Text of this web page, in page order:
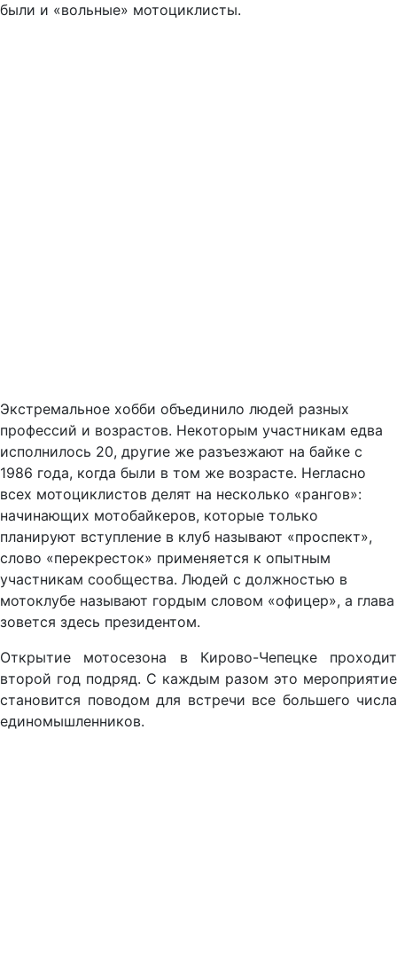
были и «вольные» мотоциклисты.
Экстремальное хобби объединило людей разных
профессий и возрастов. Некоторым участникам едва
исполнилось 20, другие же разъезжают на байке с
1986 года, когда были в том же возрасте. Негласно
всех мотоциклистов делят на несколько «рангов»:
начинающих мотобайкеров, которые только
планируют вступление в клуб называют «проспект»,
слово «перекресток» применяется к опытным
участникам сообщества. Людей с должностью в
мотоклубе называют гордым словом «офицер», а глава
зовется здесь президентом.
Открытие мотосезона в Кирово-Чепецке проходит
второй год подряд. С каждым разом это мероприятие
становится поводом для встречи все большего числа
единомышленников.